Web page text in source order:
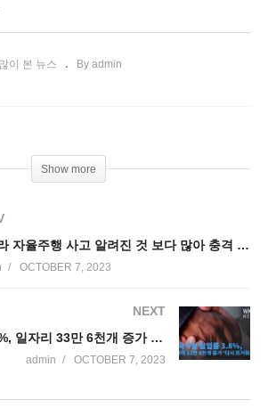
많이 본 뉴스 By admin
Show more
테슬라 자율주행 사고 알려진 것 보다 많아 충격 ‘5년간 736건, 17명 사망’
OCTOBER 7, 2023
NEXT
미국 9월 실업률 3.8%, 일자리 33만 6천개 증가 ‘다시 뜨거워졌다’
admin OCTOBER 7, 2023